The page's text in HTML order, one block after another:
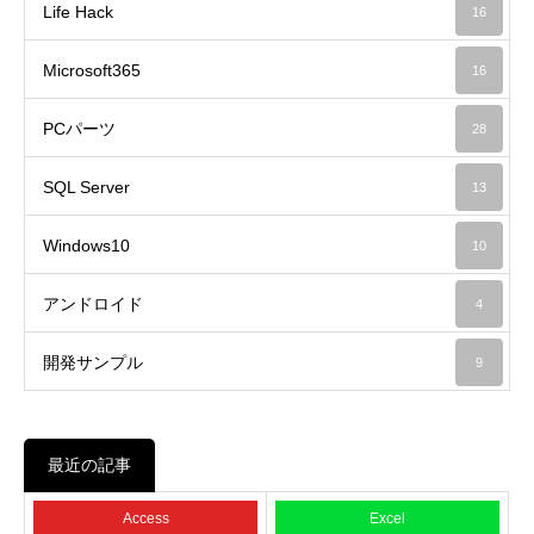
Life Hack 16
Microsoft365 16
PCパーツ 28
SQL Server 13
Windows10 10
アンドロイド 4
開発サンプル 9
最近の記事
Access Excel